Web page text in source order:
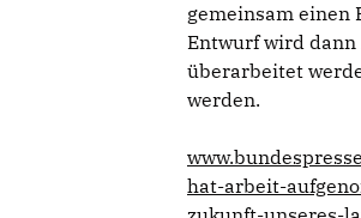
gemeinsam einen
Entwurf wird
überarbeitet
werden.
hat-arbeit-